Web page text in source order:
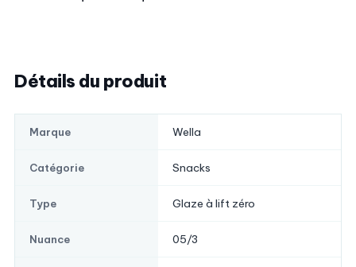
Détails du produit
Marque Wella
Catégorie Snacks
Type Glaze à lift zéro
Nuance 05/3